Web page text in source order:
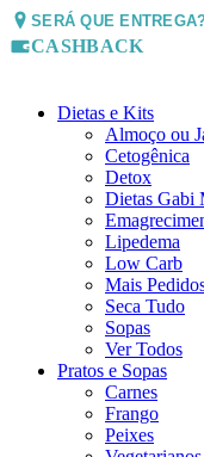
SERÁ QUE
CASHBACK
Dietas e Kits
Almoço ou
Cetogênica
Detox
Dietas Gabi
Lipedema
Low Carb
Mais
Seca Tudo
Sopas
Ver Todos
Pratos e Sopas
Carnes
Frango
Peixes